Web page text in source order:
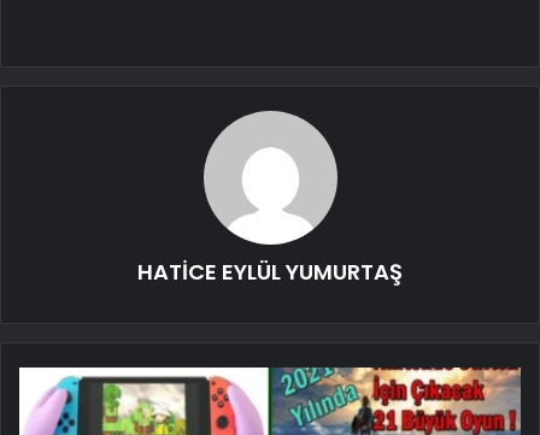
HATİCE EYLÜL YUMURTAŞ